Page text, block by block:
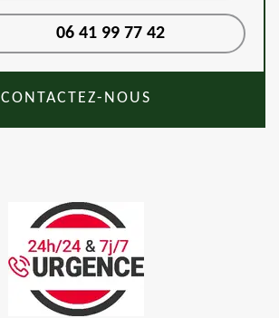
06 41 99 77 42
CONTACTEZ-NOUS